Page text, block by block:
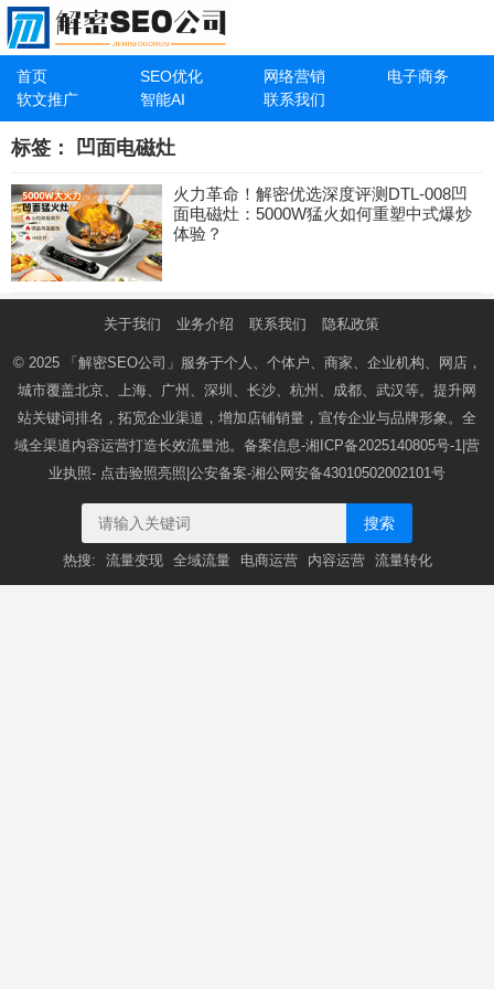
首页 SEO优化 网络营销
电子商务
软文推广
智能AI 联系我们
标签： 凹面电磁灶
火力革命！解密优选深度评测DTL-008凹
面电磁灶：5000W猛火如何重塑中式爆炒
体验？
关于我们 业务介绍 联系我们 隐私政策
© 2025 「解密SEO公司」 服务于个人、个体户、商家、企业机构、网店，
城市覆盖北京、上海、广州、深圳、长沙、杭州、成都、武汉等。提升网
站关键词排名，拓宽企业渠道，增加店铺销量，宣传企业与品牌形象。全
域全渠道内容运营打造长效流量池。备案信息-湘ICP备2025140805号-1 |营
业执照- 点击验照亮照 |公安备案-湘公网安备43010502002101号
搜索
热搜: 流量变现 全域流量 电商运营 内容运营 流量转化